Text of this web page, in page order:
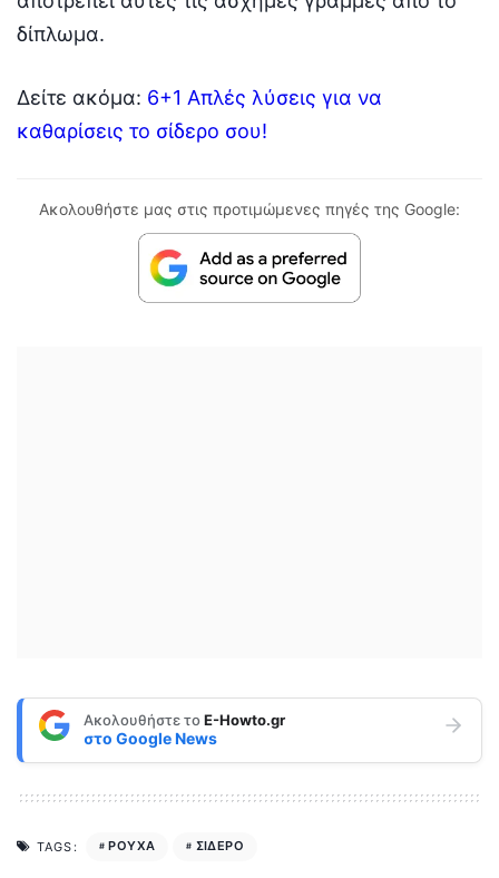
δίπλωμα.
Δείτε ακόμα: 6+1 Απλές λύσεις για να
καθαρίσεις το σίδερο σου!
Ακολουθήστε μας στις προτιμώμενες πηγές της Google:
Ακολουθήστε τοE-Howto.gr
στο Google News
TAGS: ΡΟΥΧΑ ΣΙΔΕΡΟ